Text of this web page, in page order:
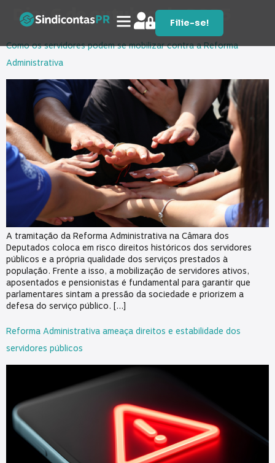
Filie-se!
Dia:6 de outubro de 2025
Como os servidores podem se mobilizar contra a Reforma
Administrativa
A tramitação da Reforma Administrativa na Câmara dos
Deputados coloca em risco direitos históricos dos servidores
públicos e a própria qualidade dos serviços prestados à
população. Frente a isso, a mobilização de servidores ativos,
aposentados e pensionistas é fundamental para garantir que
parlamentares sintam a pressão da sociedade e priorizem a
defesa do serviço público. […]
Reforma Administrativa ameaça direitos e estabilidade dos
servidores públicos